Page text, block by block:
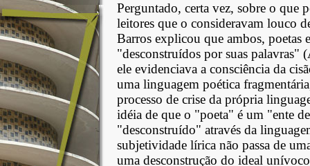
Perguntado, certa vez, sobre o que
leitores que o consideravam louco
Barros explicou que ambos, poetas
"desconstruídos por suas
ele evidenciava a consciência da
uma linguagem poética
processo de crise da própria
idéia de que o "poeta" é um "ente
"desconstruído" através da
subjetividade lírica não passa de
uma desconstrução do ideal